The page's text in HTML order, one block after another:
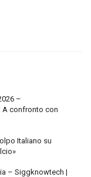
–
A confronto con
Italiano su
– Siggknowtech |